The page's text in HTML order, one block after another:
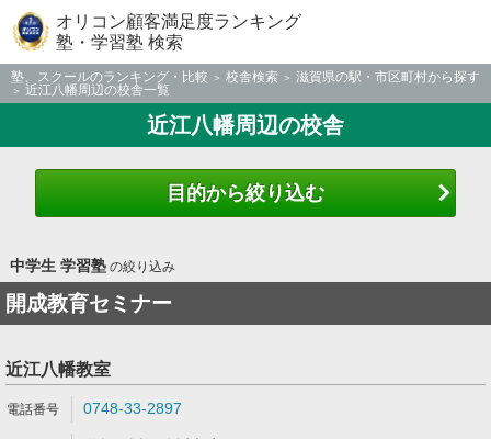
オリコン顧客満足度ランキング
塾・学習塾 検索
塾、スクールのランキング・比較 校舎検索
滋賀県の駅・市区町村から探す
近江八幡周辺の校舎一覧
近江八幡周辺の校舎
目的から絞り込む
中学生 学習塾の絞り込み
開成教育セミナー
近江八幡教室
0748-33-2897